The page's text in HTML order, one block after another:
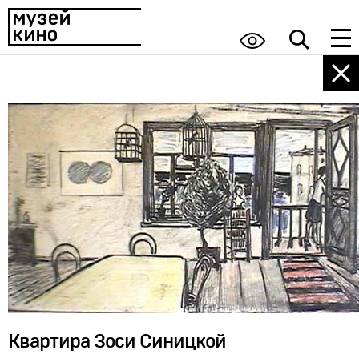
Квартира Зоси Синицкой